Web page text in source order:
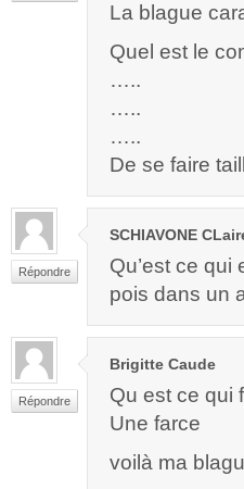
La blague
Quel est le
…..
…..
…..
De se faire
Répondre
SCHIAVONE
Qu’est ce
pois dans un
Répondre
Brigitte Caude
Qu est ce qui
Une farce
voilà ma